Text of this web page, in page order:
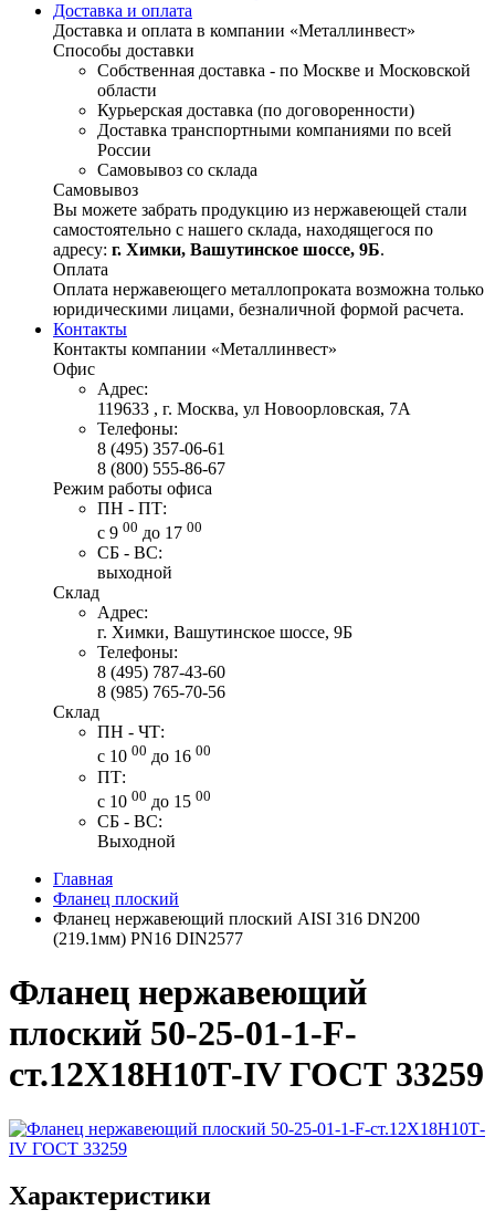
Доставка и оплата
Доставка и оплата в компании «Металлинвест»
Способы доставки
Собственная доставка - по Москве и Московской
области
Курьерская доставка (по договоренности)
Доставка транспортными компаниями по всей
России
Самовывоз со склада
Самовывоз
Вы можете забрать продукцию из нержавеющей стали
самостоятельно с нашего склада, находящегося по
адресу: г. Химки, Вашутинское шоссе, 9Б.
Оплата
Оплата нержавеющего металлопроката возможна только
юридическими лицами, безналичной формой расчета.
Контакты
Контакты компании «Металлинвест»
Офис
Адрес:
119633 , г. Москва, ул Новоорловская, 7А
Телефоны:
8 (495) 357-06-61
8 (800) 555-86-67
Режим работы офиса
ПН - ПТ:
с 9 00 до 17 00
СБ - ВС:
выходной
Склад
Адрес:
г. Химки, Вашутинское шоссе, 9Б
Телефоны:
8 (495) 787-43-60
8 (985) 765-70-56
Склад
ПН - ЧТ:
с 10 00 до 16 00
ПТ:
с 10 00 до 15 00
СБ - ВС:
Выходной
Главная
Фланец плоский
Фланец нержавеющий плоский AISI 316 DN200
(219.1мм) PN16 DIN2577
Фланец нержавеющий
плоский 50-25-01-1-F-
ст.12Х18Н10Т-IV ГОСТ 33259
Характеристики